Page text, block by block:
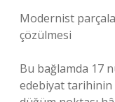
Modernist
çözülmesi
Bu bağlamda 17
edebiyat tarihinin